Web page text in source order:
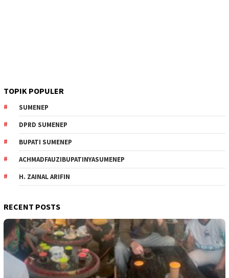
TOPIK POPULER
SUMENEP
DPRD SUMENEP
BUPATI SUMENEP
ACHMADFAUZIBUPATINYASUMENEP
H. ZAINAL ARIFIN
RECENT POSTS